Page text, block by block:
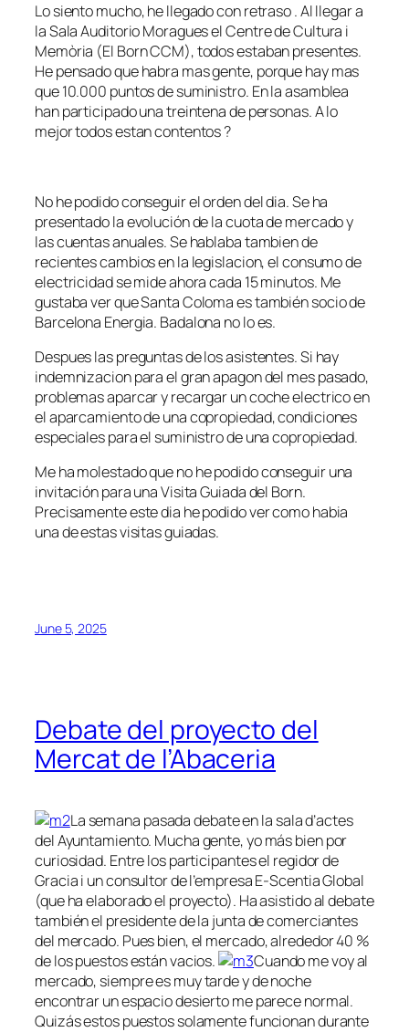
Lo siento mucho, he llegado con retraso . Al llegar a
la Sala Auditorio Moragues elCentre de Cultura i
Memòria (El Born CCM), todos estaban presentes.
He pensado que habra mas gente, porque hay mas
que 10.000 puntos de suministro. En la asamblea
han participado una treintena de personas. A lo
mejor todos estan contentos ?
No he podido conseguir el orden del dia. Se ha
presentado la evolución de la cuota de mercado y
las cuentas anuales. Se hablaba tambien de
recientes cambios en la legislacion, el consumo de
electricidad se mide ahora cada 15 minutos. Me
gustaba ver que Santa Coloma es también socio de
Barcelona Energia. Badalona no lo es.
Despues las preguntas de los asistentes. Si hay
indemnizacion para el gran apagon del mes pasado,
problemas aparcar y recargar un coche electrico en
el aparcamiento de una copropiedad, condiciones
especiales para el suministro de una copropiedad.
Me ha molestado que no he podido conseguir una
invitación para una Visita Guiada del Born.
Precisamente este dia he podido ver como habia
una de estas visitas guiadas.
June 5, 2025
Debate del proyecto del
Mercat de l’Abaceria
La semana pasada debate en la sala d’actes
del Ayuntamiento. Mucha gente, yo más bien por
curiosidad. Entre los participantes el regidor de
Gracia i un consultor de l’empresa E-Scentia Global
(que ha elaborado el proyecto). Ha asistido al debate
también el presidente de la junta de comerciantes
del mercado. Pues bien, el mercado, alrededor 40 %
de los puestos están vacios.
Cuando me voy al
mercado, siempre es muy tarde y de noche
encontrar un espacio desierto me parece normal.
Quizás estos puestos solamente funcionan durante